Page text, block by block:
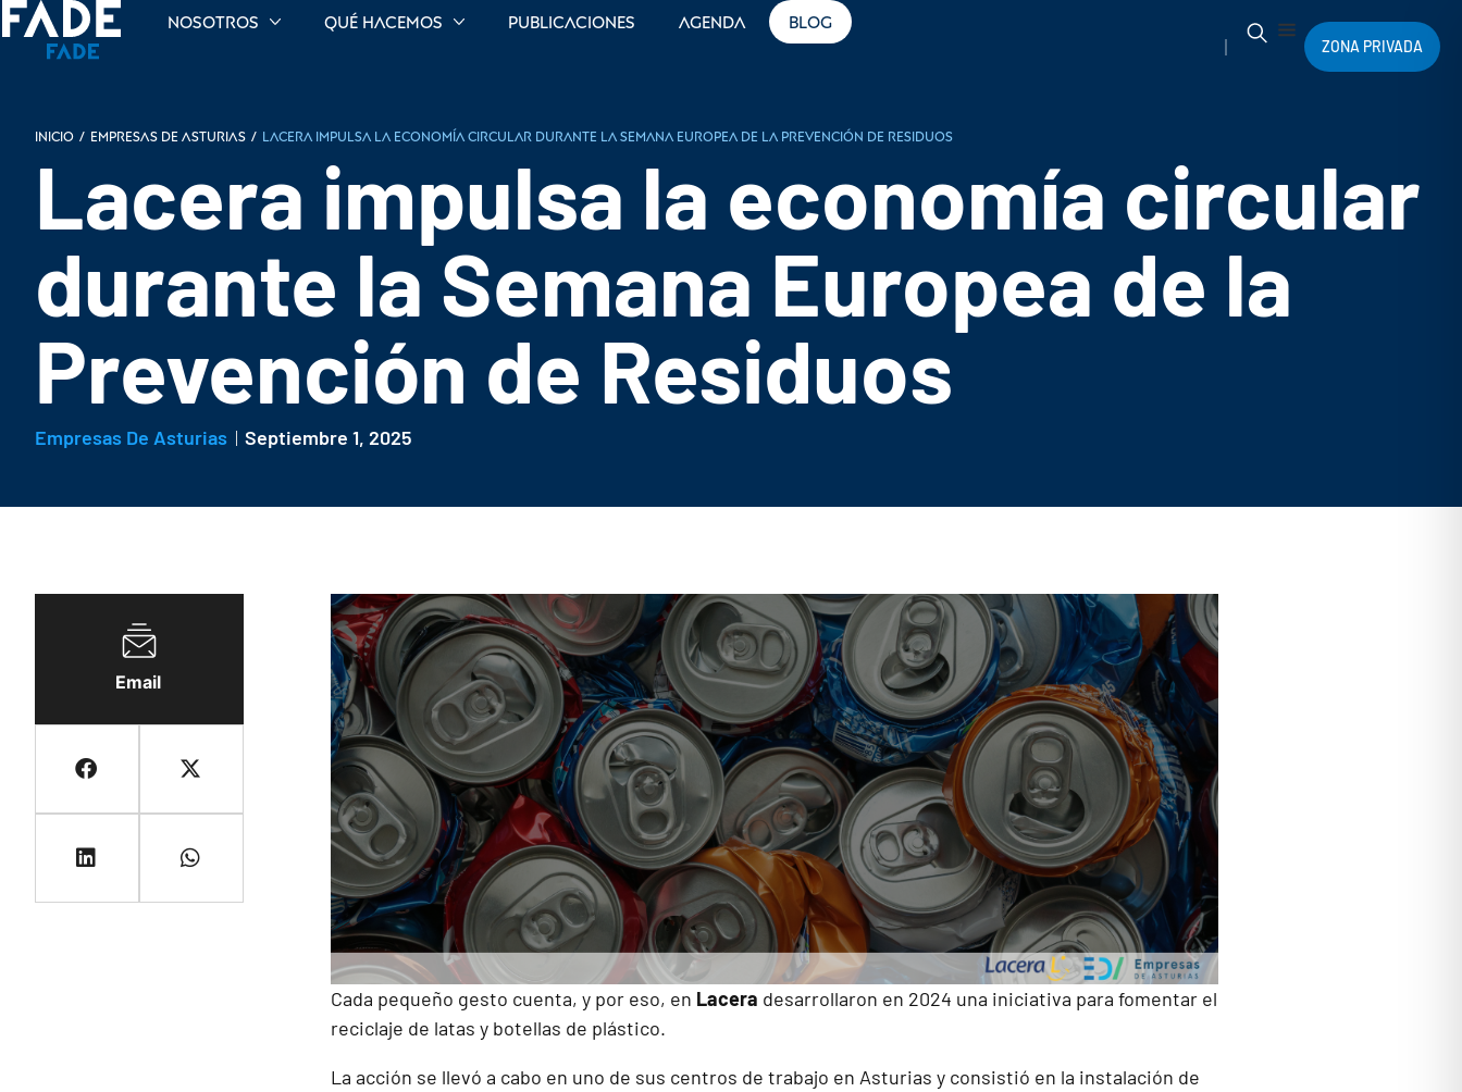
Nosotros Qué hacemos Publicaciones Agenda Blog
ZONA PRIVADA
INICIO / Empresas de Asturias / Lacera impulsa la economía circular durante la Semana Europea de la Prevención de Residuos
Lacera impulsa la economía circular
durante la Semana Europea de la
Prevención de Residuos
Empresas De Asturias Septiembre 1, 2025
Email
Cada pequeño gesto cuenta, y por eso, en Lacera desarrollaron en 2024 una iniciativa para fomentar el
reciclaje de latas y botellas de plástico.
La acción se llevó a cabo en uno de sus centros de trabajo en Asturias y consistió en la instalación de